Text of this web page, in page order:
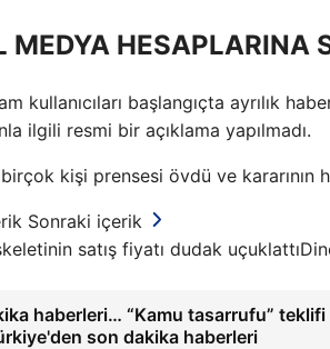
MEDYA HESAPLARINA
kullanıcıları başlangıçta ayrılık
ilgili resmi bir açıklama yapılmadı.
kişi prensesi övdü ve kararının
Sonraki içerik
haberleri… “Kamu tasarrufu”
son dakika haberleri